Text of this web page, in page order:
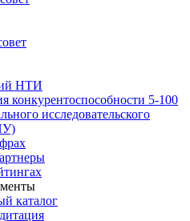
НТИ
конкурентоспособности 5-100
исследовательского
каталог